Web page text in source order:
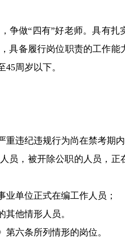
争做“四有”好老师。具有
备履行岗位职责的工作
周岁以下。
重违纪违规行为尚在禁考期
员，被开除公职的人员，
业单位正式在编工作人员；
他情形人员。
六条所列情形的岗位。